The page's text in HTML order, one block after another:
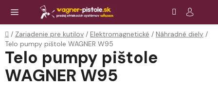
obsah
Domov
/ Zariadenie pre kutilov / Elektromagnetické / Náhradné diely /
Telo pumpy pištole WAGNER W95
Telo pumpy pištole
WAGNER W95